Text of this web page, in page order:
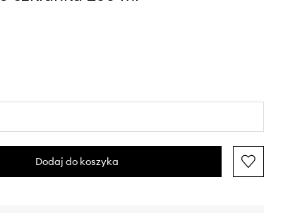
Dodaj do koszyka